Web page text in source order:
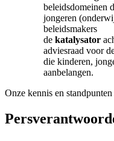
beleidsdomeinen
jongeren
beleidsmakers
de katalysator
adviesraad voor
die kinderen,
aanbelangen.
Onze kennis en